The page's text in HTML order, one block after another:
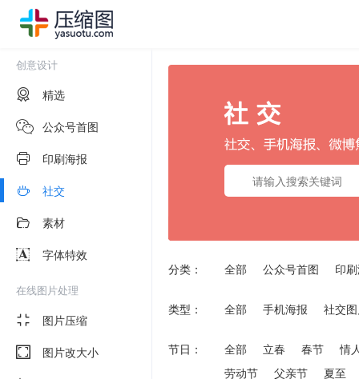
创意设计
精选
公众号首图
印刷海报
社交
素材
字体特效
在线图片处理
图片压缩
图片改大小
分类： 全部 公众号首图 印
类型： 全部 手机海报 社交
节日： 全部 立春 春节
情
劳动节
父亲节
夏至